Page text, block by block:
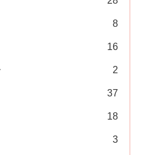
8
16
2
37
18
3